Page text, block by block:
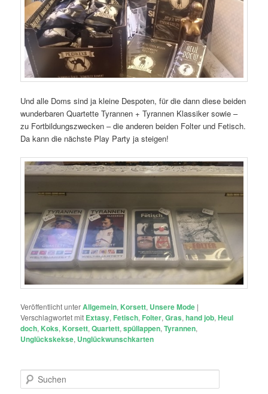
Und alle Doms sind ja kleine Despoten, für die dann diese beiden
wunderbaren Quartette Tyrannen + Tyrannen Klassiker sowie –
zu Fortbildungszwecken – die anderen beiden Folter und Fetisch.
Da kann die nächste Play Party ja steigen!
Veröffentlicht unterAllgemein, Korsett, Unsere Mode |
Verschlagwortet mit Extasy, Fetisch, Folter,Gras,hand job,Heul
doch, Koks, Korsett,Quartett,spüllappen,Tyrannen,
Unglückskekse, Unglückwunschkarten
u